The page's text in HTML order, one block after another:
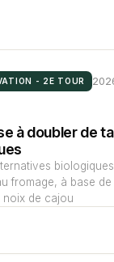
- 2E TOUR
à doubler de
fromage, à base de
noix de cajou